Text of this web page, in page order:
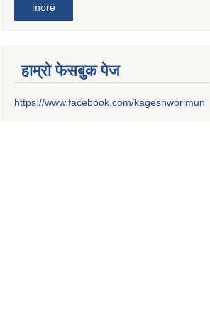
more
हाम्रो फेसबुक पेज
https://www.facebook.com/kageshworimun